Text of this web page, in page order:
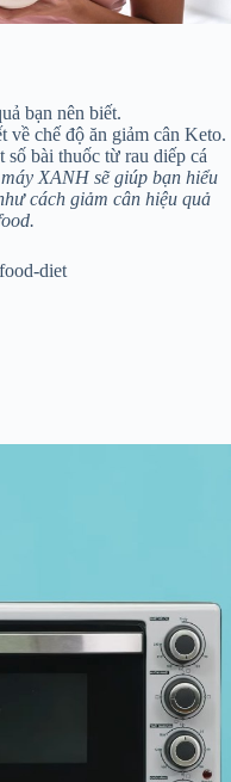
bạn nên biết.
về chế độ ăn giảm cân Keto.
bài thuốc từ rau diếp cá
XANH sẽ giúp bạn hiểu
cách giảm cân hiệu quả
diet